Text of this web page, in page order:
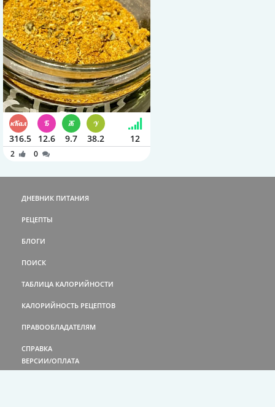
316.5 12.6 9.7 38.2 12
2 0
ДНЕВНИК ПИТАНИЯ
РЕЦЕПТЫ
БЛОГИ
ПОИСК
ТАБЛИЦА КАЛОРИЙНОСТИ
КАЛОРИЙНОСТЬ РЕЦЕПТОВ
ПРАВООБЛАДАТЕЛЯМ
СПРАВКА
ВЕРСИИ/ОПЛАТА